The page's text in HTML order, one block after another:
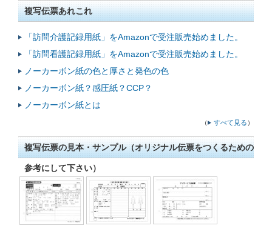
複写伝票あれこれ
「訪問介護記録用紙」をAmazonで受注販売始めました。
「訪問看護記録用紙」をAmazonで受注販売始めました。
ノーカーボン紙の色と厚さと発色の色
ノーカーボン紙？感圧紙？CCP？
ノーカーボン紙とは
（ すべて見る ）
複写伝票の見本・サンプル（オリジナル伝票をつくるための
参考にして下さい）